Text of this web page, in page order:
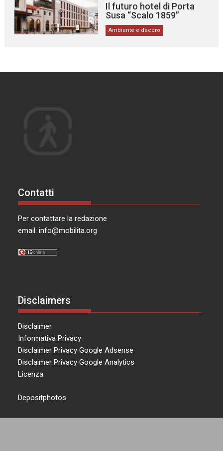
Il futuro hotel di Porta
Susa “Scalo 1859”
Ambiente e decoro
Contatti
Per contattare la redazione
email:info@mobilita.org
Disclaimers
Disclaimer
Informativa Privacy
Disclaimer Privacy Google Adsense
Disclaimer Privacy Google Analytics
Licenza
Depositphotos